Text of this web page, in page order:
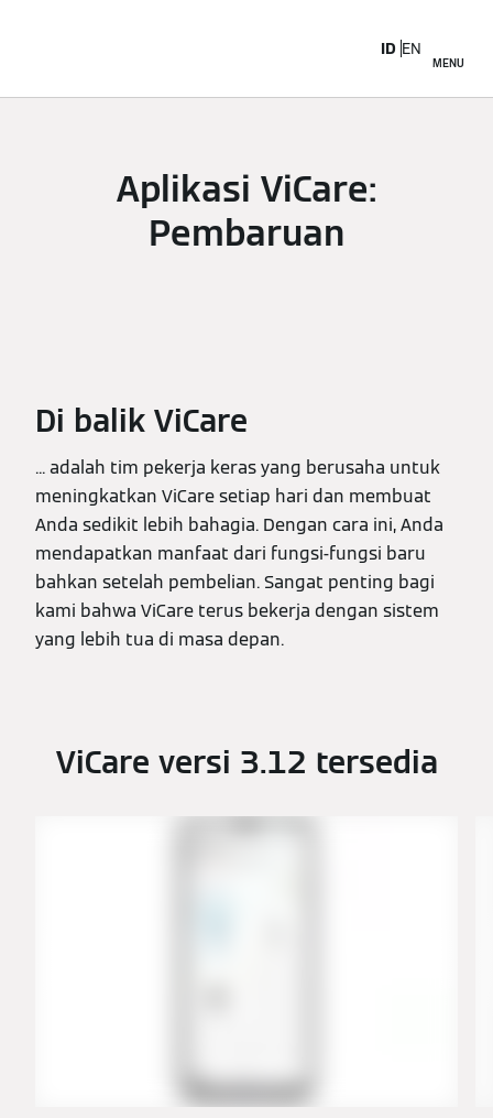
MENU
ID EN
Aplikasi ViCare:
Pembaruan
Di balik ViCare
... adalah tim pekerja keras yang berusaha untuk
meningkatkan ViCare setiap hari dan membuat
Anda sedikit lebih bahagia. Dengan cara ini, Anda
mendapatkan manfaat dari fungsi-fungsi baru
bahkan setelah pembelian. Sangat penting bagi
kami bahwa ViCare terus bekerja dengan sistem
yang lebih tua di masa depan.
ViCare versi 3.12 tersedia